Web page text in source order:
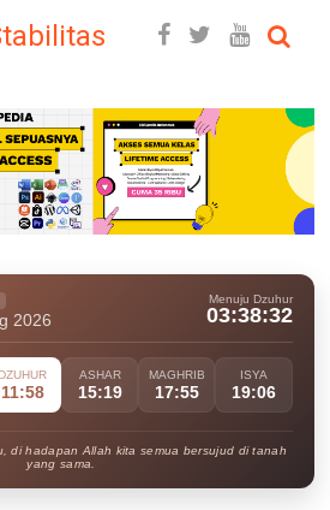
2026
Menuju Dzuhur
03:38:31
DZUHUR
11:58
ASHAR
15:19
MAGHRIB
17:55
ISYA
19:06
di hadapan Allah kita semua bersujud di tanah
yang sama.